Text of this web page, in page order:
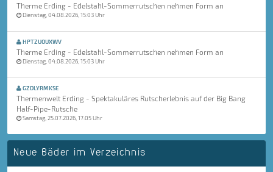
Therme Erding - Edelstahl-Sommerrutschen nehmen Form an
Dienstag, 04.08.2026, 15:03 Uhr
HPTZUOUXWV
Therme Erding - Edelstahl-Sommerrutschen nehmen Form an
Dienstag, 04.08.2026, 15:03 Uhr
GZDLYRMKSE
Thermenwelt Erding - Spektakuläres Rutscherlebnis auf der Big Bang
Half-Pipe-Rutsche
Samstag, 25.07.2026, 17:05 Uhr
Neue Bäder im Verzeichnis